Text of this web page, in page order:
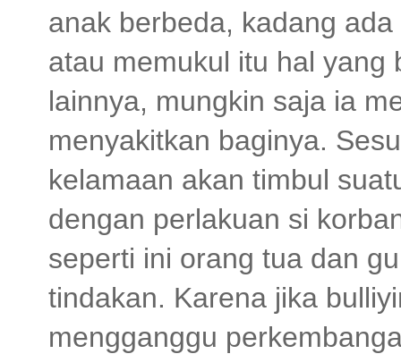
anak berbeda, kadang
atau memukul itu hal yang
lainnya, mungkin saja ia
menyakitkan baginya.
kelamaan akan timbul
dengan perlakuan si
seperti ini orang tua dan
tindakan. Karena jika
mengganggu